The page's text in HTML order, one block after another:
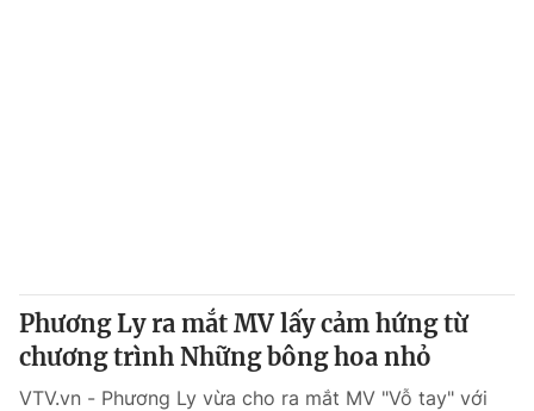
Phương Ly ra mắt MV lấy cảm hứng từ
chương trình Những bông hoa nhỏ
VTV.vn - Phương Ly vừa cho ra mắt MV "Vỗ tay" với